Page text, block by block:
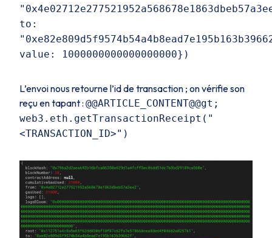
to:
value: 1000000000000000000})
L’envoi nous retourne l’id de transaction ; on vérifie son
reçu en tapant : @@ARTICLE_CONTENT@@gt;
web3.eth.getTransactionReceipt("
<TRANSACTION_ID>")